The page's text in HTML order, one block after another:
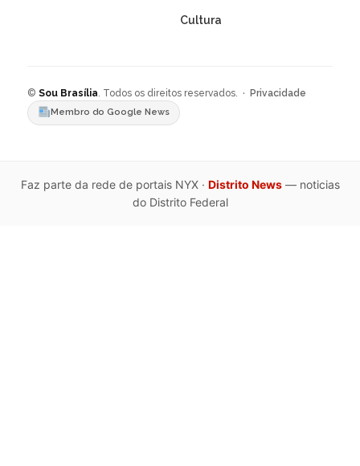
Cultura
© Sou Brasília . Todos os direitos reservados. · Privacidade
Membro do Google News
Faz parte da rede de portais NYX · Distrito News— noticias
do Distrito Federal